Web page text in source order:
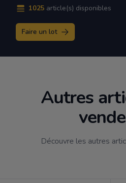
1025 article(s) disponibles
Faire un lot
Autres
Découvre les autres